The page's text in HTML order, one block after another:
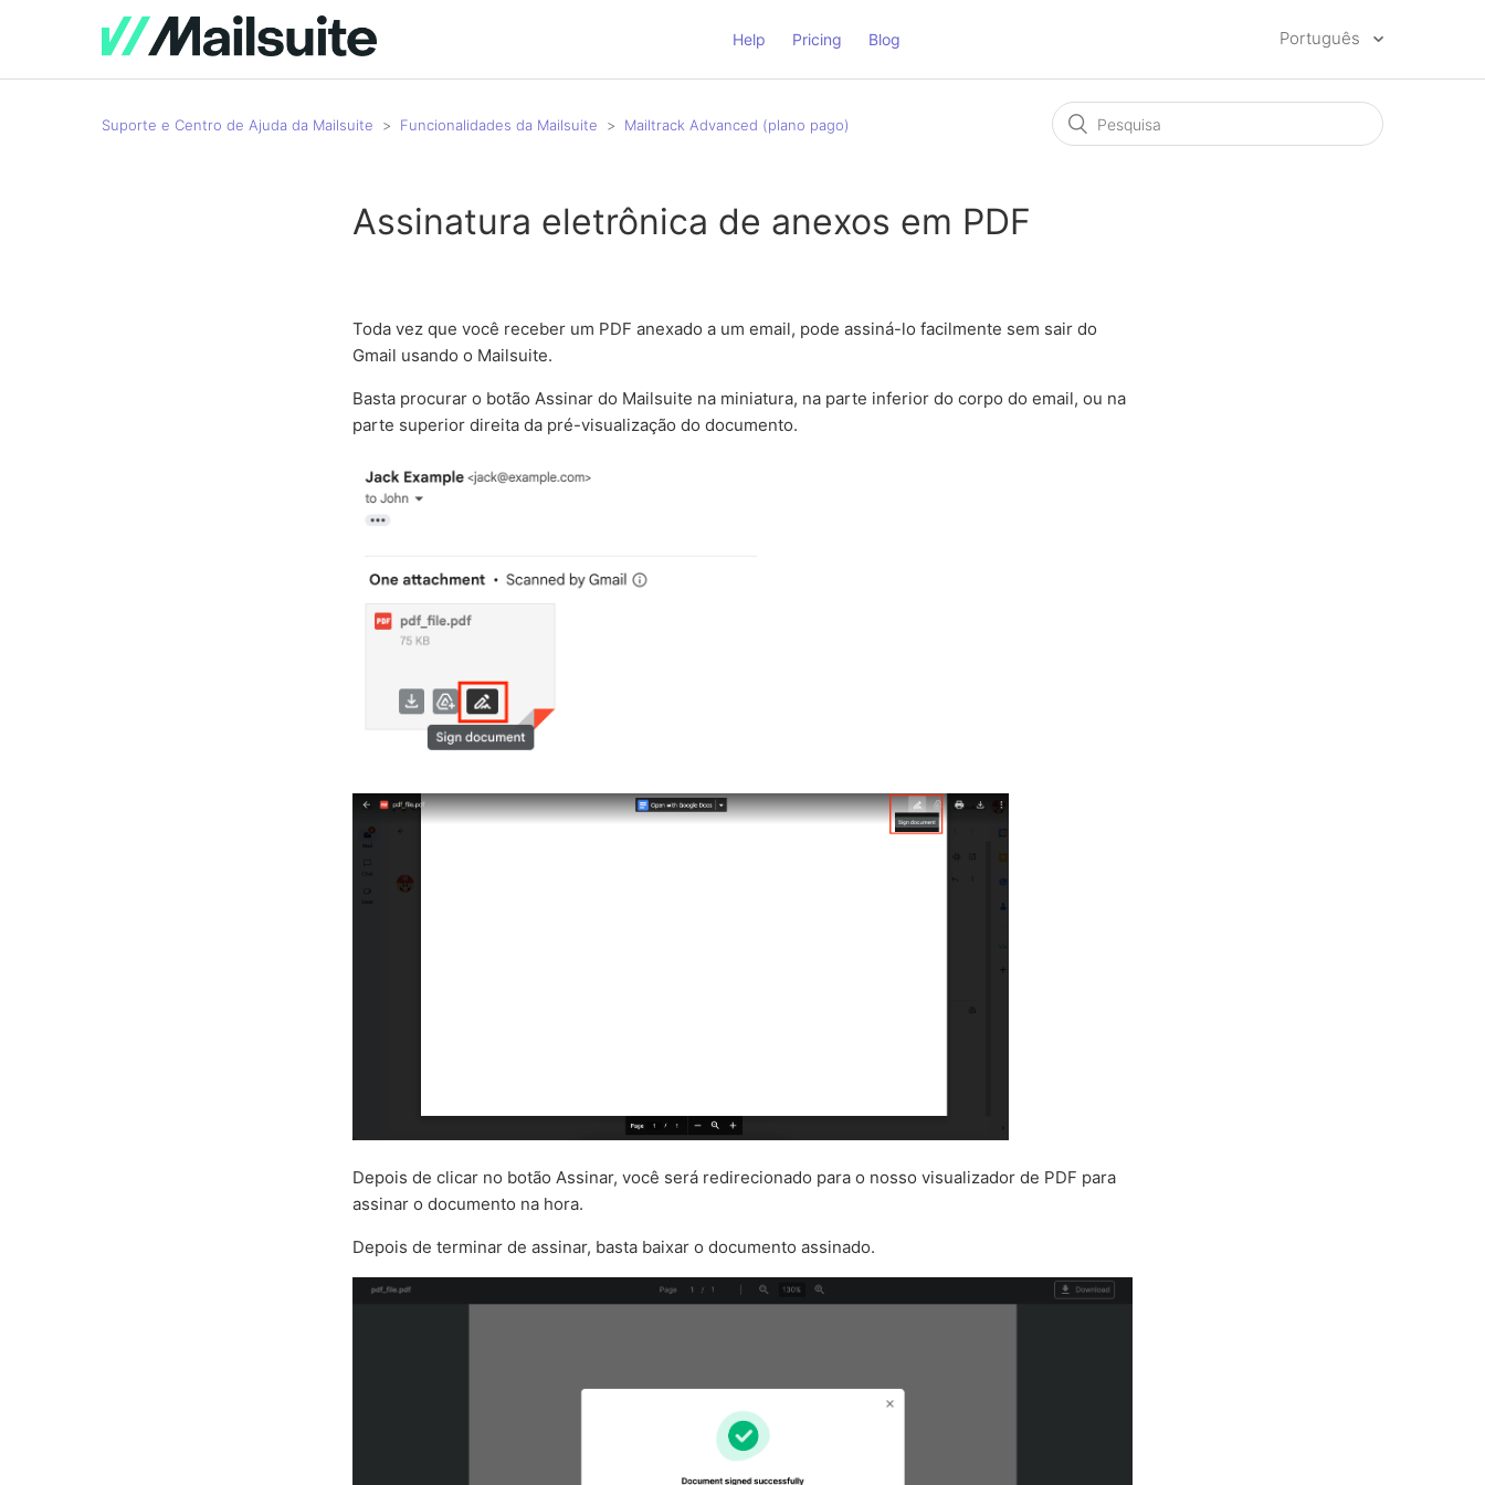
Help Pricing Blog Português
Suporte e Centro de Ajuda da Mailsuite Funcionalidades da Mailsuite Mailtrack Advanced (plano pago)
Assinatura eletrônica de anexos em PDF
Toda vez que você receber um PDF anexado a um email, pode assiná-lo facilmente sem sair do
Gmail usando o Mailsuite.
Basta procurar o botão Assinar do Mailsuite na miniatura, na parte inferior do corpo do email, ou na
parte superior direita da pré-visualização do documento.
Depois de clicar no botão Assinar, você será redirecionado para o nosso visualizador de PDF para
assinar o documento na hora.
Depois de terminar de assinar, basta baixar o documento assinado.